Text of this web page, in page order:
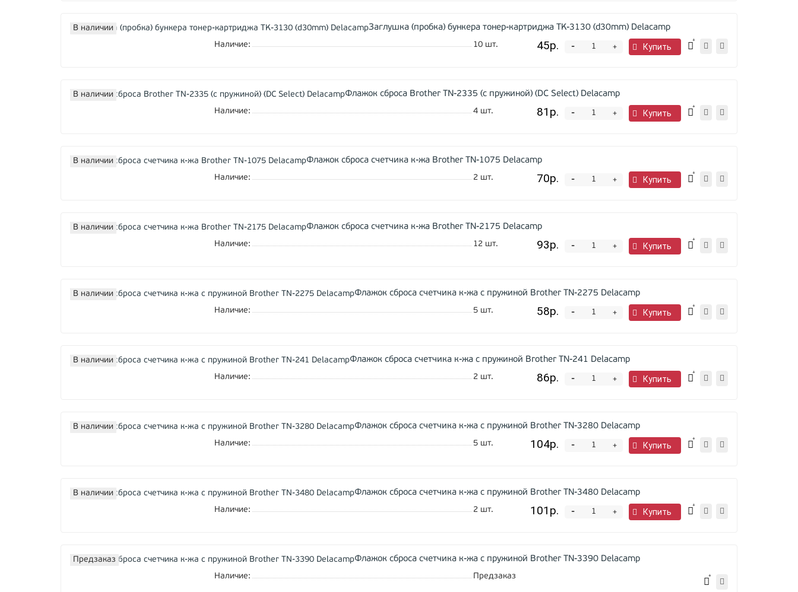
В наличии
Заглушка (пробка) бункера тонер-картриджа TK-3130 (d30mm) Delacamp
Наличие:
10шт. 45р. +
- Купить
В наличии
Флажок сброса Brother TN-2335 (с пружиной) (DC Select) Delacamp
Наличие:
4шт. 81р. +
- Купить
В наличии
Флажок сброса счетчика к-жа Brother TN-1075 Delacamp
Наличие:
2шт. 70р. +
- Купить
В наличии
Флажок сброса счетчика к-жа Brother TN-2175 Delacamp
Наличие:
12шт. 93р. +
- Купить
В наличии
Флажок сброса счетчика к-жа с пружиной Brother TN-2275 Delacamp
Наличие:
5шт. 58р. +
- Купить
В наличии
Флажок сброса счетчика к-жа с пружиной Brother TN-241 Delacamp
Наличие:
2шт. 86р. +
- Купить
В наличии
Флажок сброса счетчика к-жа с пружиной Brother TN-3280 Delacamp
Наличие:
5шт. 104р. +
- Купить
В наличии
Флажок сброса счетчика к-жа с пружиной Brother TN-3480 Delacamp
Наличие:
2шт. 101р. +
- Купить
Предзаказ
Флажок сброса счетчика к-жа с пружиной Brother TN-3390 Delacamp
Наличие:
Предзаказ